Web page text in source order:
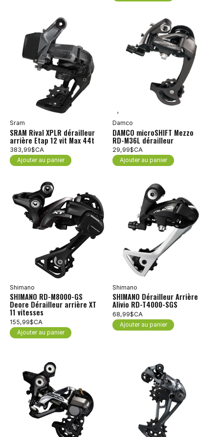
Sram
SRAM Rival XPLR dérailleur
arrière Etap 12 vit Max 44t
383,99$CA
Ajouter au panier
Damco
DAMCO microSHIFT Mezzo
RD-M36L dérailleur
29,99$CA
Ajouter au panier
Shimano
SHIMANO RD-M8000-GS
Deore Dérailleur arrière XT
11 vitesses
155,99$CA
Ajouter au panier
Shimano
SHIMANO Dérailleur Arrière
Alivio RD-T4000-SGS
68,99$CA
Ajouter au panier